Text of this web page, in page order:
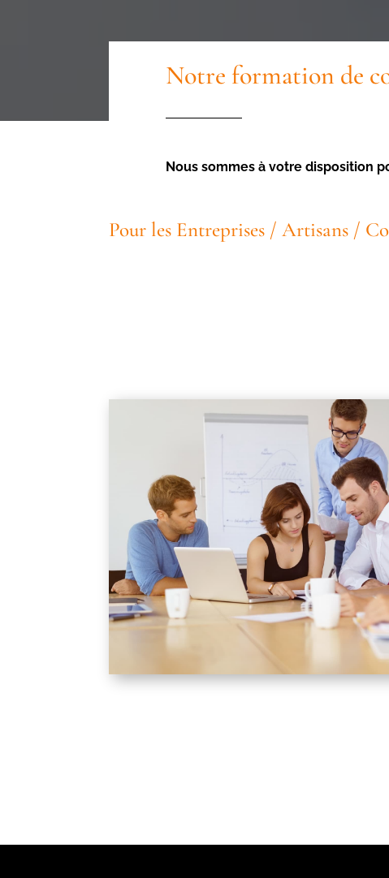
Notre formation de
Nous sommes à votre disposition
Pour les Entreprises / Artisans /